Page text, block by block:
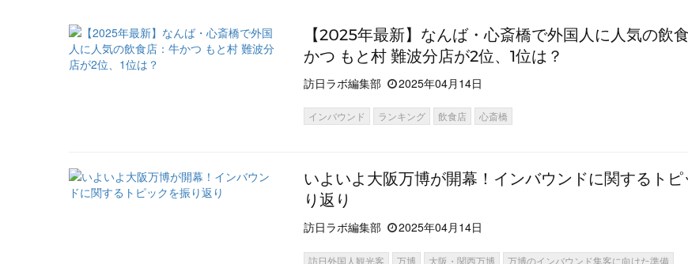
【2025年最新】なんば・心斎橋で外国人に人気の飲
かつ もと村 難波分店が2位、1位は？
訪日ラボ編集部 2025年04月14日
インバウンド ランキング 飲食店 心斎橋
いよいよ大阪万博が開幕！インバウンドに関するトピ
り返り
訪日ラボ編集部 2025年04月14日
訪日外国人観光客 万博 大阪・関西万博 万博のインバウンド集客に向けた準備